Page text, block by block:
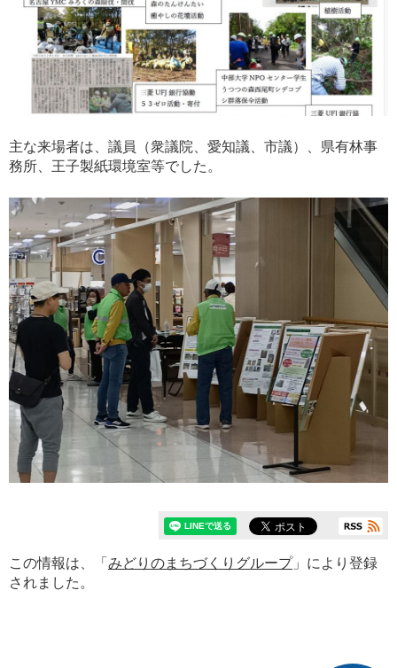
主な来場者は、議員（衆議院、愛知議、市議）、県有林事
務所、王子製紙環境室等でした。
この情報は、「 みどりのまちづくりグループ」により登録
されました。